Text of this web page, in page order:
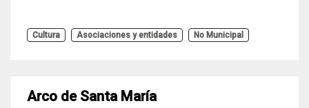
Cultura Asociaciones y entidades No Municipal
Arco de Santa María